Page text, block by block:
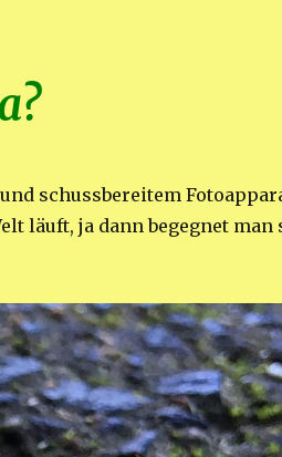
schussbereitem
läuft, ja dann begegnet man